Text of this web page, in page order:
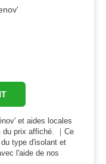
et aides locales
du prix affiché. ｜Ce
type d'isolant et
l'aide de nos